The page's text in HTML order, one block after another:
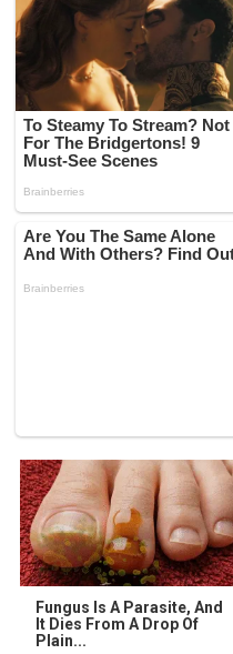
Fungus Is A Parasite, And
It Dies From A Drop Of
Plain...